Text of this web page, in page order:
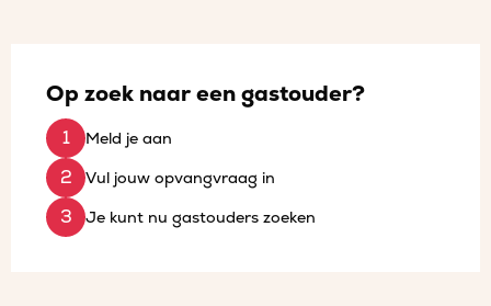
Op zoek naar een gastouder?
Meld je aan
Vul jouw opvangvraag in
Je kunt nu gastouders zoeken